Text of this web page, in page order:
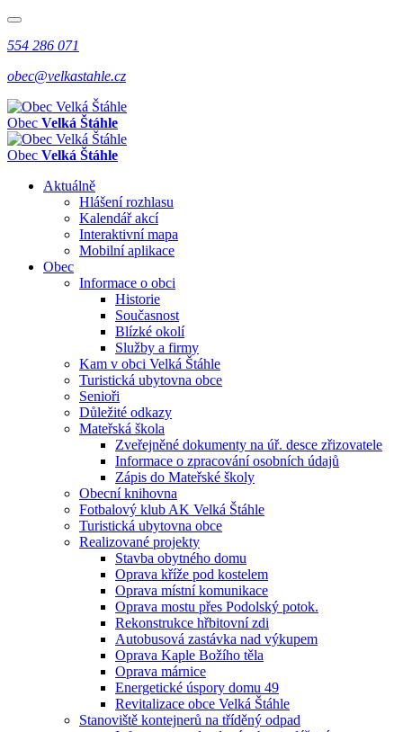
554 286 071
obec@velkastahle.cz
Obec Velká Štáhle
Obec Velká Štáhle
Aktuálně
Hlášení rozhlasu
Kalendář akcí
Interaktivní mapa
Mobilní aplikace
Obec
Informace o obci
Historie
Současnost
Blízké okolí
Služby a firmy
Kam v obci Velká Štáhle
Turistická ubytovna obce
Senioři
Důležité odkazy
Mateřská škola
Zveřejněné dokumenty na úř. desce zřizovatele
Informace o zpracování osobních údajů
Zápis do Mateřské školy
Obecní knihovna
Fotbalový klub AK Velká Štáhle
Turistická ubytovna obce
Realizované projekty
Stavba obytného domu
Oprava kříže pod kostelem
Oprava místní komunikace
Oprava mostu přes Podolský potok.
Rekonstrukce hřbitovní zdi
Autobusová zastávka nad výkupem
Oprava Kaple Božího těla
Oprava márnice
Energetické úspory domu 49
Revitalizace obce Velká Štáhle
Stanoviště kontejnerů na tříděný odpad